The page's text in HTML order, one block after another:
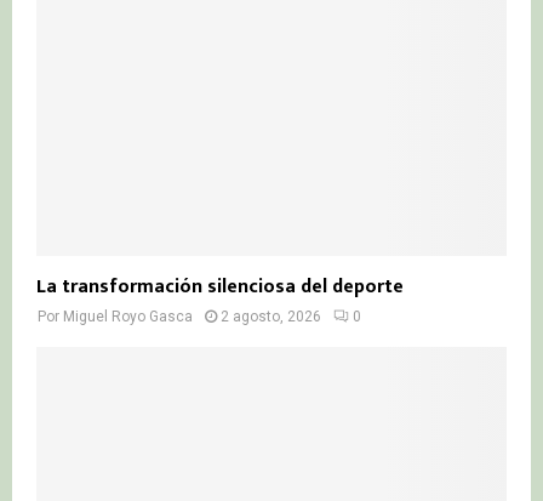
La transformación silenciosa del deporte
Por Miguel Royo Gasca 2 agosto, 2026 0